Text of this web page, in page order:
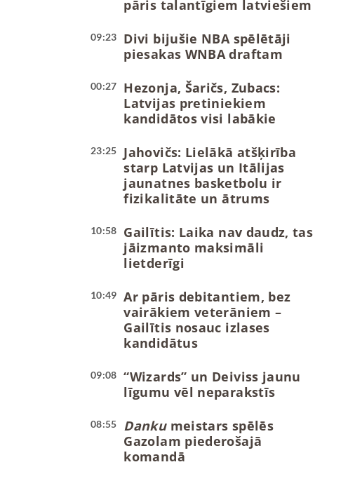
pāris talantīgiem latviešiem
09:23
Divi bijušie NBA spēlētāji
piesakas WNBA draftam
00:27
Hezonja, Šaričs, Zubacs:
Latvijas pretiniekiem
kandidātos visi labākie
23:25
Jahovičs: Lielākā atšķirība
starp Latvijas un Itālijas
jaunatnes basketbolu ir
fizikalitāte un ātrums
10:58
Gailītis: Laika nav daudz, tas
jāizmanto maksimāli
lietderīgi
10:49
Ar pāris debitantiem, bez
vairākiem veterāniem –
Gailītis nosauc izlases
kandidātus
09:08
“Wizards” un Deiviss jaunu
līgumu vēl neparakstīs
08:55 Dankumeistars spēlēs
Gazolam piederošajā
komandā